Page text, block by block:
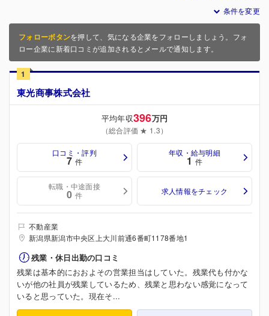
条件を変更
フォローボタンを押して、気になる企業をフォローしましょう。フォ
ロー企業に新着口コミが追加されるとメールで通知します。
1
東光商事株式会社
平均年収396万円
（総合評価 ★ 1.3）
口コミ・評判
7 件
年収・給与明細
1 件
転職・中途面接
0 件 求人情報をチェック
不動産業
新潟県新潟市中央区上大川前通6番町1178番地1
残業・休日出勤の口コミ
残業は基本的におおよその営業担当はしていた。残業代も付かな
いが他の社員が残業しているため、残業と思わない感覚になって
いると思っていた。現在そ...